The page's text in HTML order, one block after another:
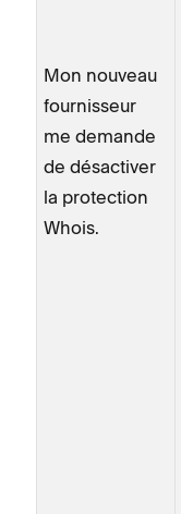
Mon nouveau
fournisseur
me demande
de désactiver
la protection
Whois.